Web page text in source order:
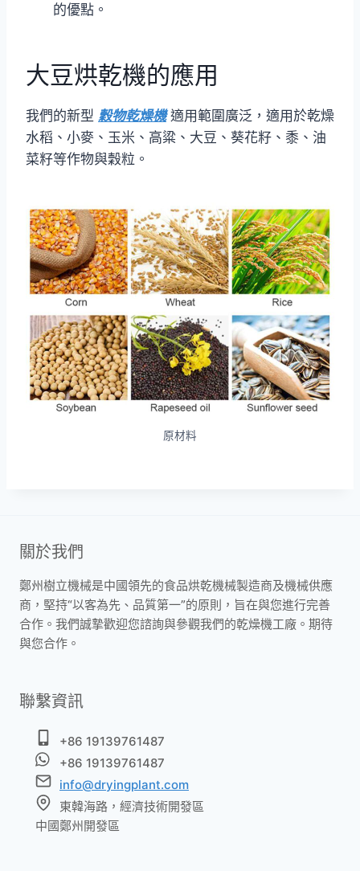
的優點。
大豆烘乾機的應用
我們的新型 穀物乾燥機適用範圍廣泛，適用於乾燥
水稻、小麥、玉米、高粱、大豆、葵花籽、黍、油
菜籽等作物與穀粒。
原材料
關於我們
鄭州樹立機械是中國領先的食品烘乾機械製造商及機械供應
商，堅持“以客為先、品質第一”的原則，旨在與您進行完善
合作。我們誠摯歡迎您諮詢與參觀我們的乾燥機工廠。期待
與您合作。
聯繫資訊
+86 19139761487
+86 19139761487
info@dryingplant.com
東韓海路，經濟技術開發區
中國鄭州開發區